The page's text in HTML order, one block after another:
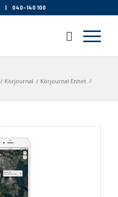
| 040-140 100
/ Körjournal / Körjournal Enhet /